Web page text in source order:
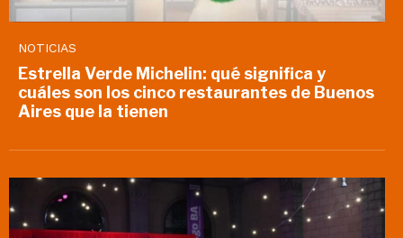
NOTICIAS
Estrella Verde Michelin: qué significa y
cuáles son los cinco restaurantes de Buenos
Aires que la tienen